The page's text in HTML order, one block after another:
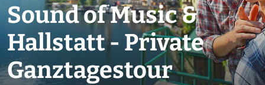
Sound of Music &
Hallstatt - Private
Ganztagestour